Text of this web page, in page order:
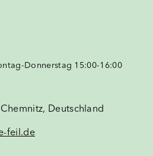
Donnerstag 15:00-16:00
Deutschland
feil.de